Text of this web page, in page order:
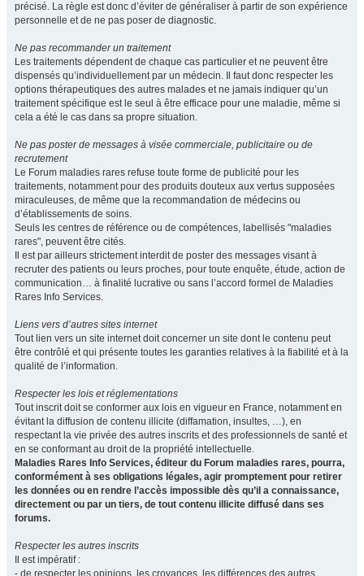
précisé. La règle est donc d’éviter de généraliser à partir de son expérience
personnelle et de ne pas poser de diagnostic.
Ne pas recommander un traitement
Les traitements dépendent de chaque cas particulier et ne peuvent être
dispensés qu’individuellement par un médecin. Il faut donc respecter les
options thérapeutiques des autres malades et ne jamais indiquer qu’un
traitement spécifique est le seul à être efficace pour une maladie, même si
cela a été le cas dans sa propre situation.
Ne pas poster de messages à visée commerciale, publicitaire ou de
recrutement
Le Forum maladies rares refuse toute forme de publicité pour les
traitements, notamment pour des produits douteux aux vertus supposées
miraculeuses, de même que la recommandation de médecins ou
d’établissements de soins.
Seuls les centres de référence ou de compétences, labellisés "maladies
rares", peuvent être cités.
Il est par ailleurs strictement interdit de poster des messages visant à
recruter des patients ou leurs proches, pour toute enquête, étude, action de
communication… à finalité lucrative ou sans l’accord formel de Maladies
Rares Info Services.
Liens vers d’autres sites internet
Tout lien vers un site internet doit concerner un site dont le contenu peut
être contrôlé et qui présente toutes les garanties relatives à la fiabilité et à la
qualité de l’information.
Respecter les lois et réglementations
Tout inscrit doit se conformer aux lois en vigueur en France, notamment en
évitant la diffusion de contenu illicite (diffamation, insultes, …), en
respectant la vie privée des autres inscrits et des professionnels de santé et
en se conformant au droit de la propriété intellectuelle.
Maladies Rares Info Services, éditeur du Forum maladies rares, pourra,
conformément à ses obligations légales, agir promptement pour retirer
les données ou en rendre l’accès impossible dès qu’il a connaissance,
directement ou par un tiers, de tout contenu illicite diffusé dans ses
forums.
Respecter les autres inscrits
Il est impératif :
- de respecter les opinions, les croyances, les différences des autres